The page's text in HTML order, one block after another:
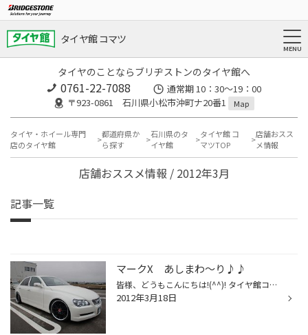
タイヤ館 コマツ
タイヤのことならブリヂストンのタイヤ館へ
0761-22-7088
通常期 10：30～19：00
〒923-0861 石川県小松市沖町ナ20番1
Map
タイヤ・ホイール専門
店のタイヤ館
都道府県か
ら探す
石川県のタ
イヤ館
タイヤ館 コ
マツTOP
店舗おスス
メ情報
店舗おススメ情報 / 2012年3月
記事一覧
マークX あしまわ～り♪♪
皆様、どうもこんにちは!(^^)! タイヤ館コマツの蔵谷です。 ちゃんと、ちゃくちゃくとアップしてますので････ごめんなさいねｗ 今回はマークＸをペタペタにしました（●＾o＾●） つぶしたわけじゃないので (｡･ｘ･)ゝ 物凄くいい感じに仕上がりましたので ツラ具合いや車高の下がり具合を、是非参考に...
2012年3月18日